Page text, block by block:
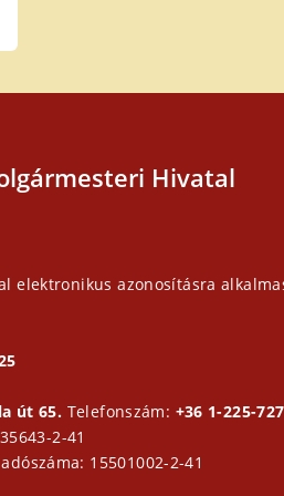
Hivatal
elektronikus azonosításra
út 65. Telefonszám: +36 1-225-
2-41
15501002-2-41